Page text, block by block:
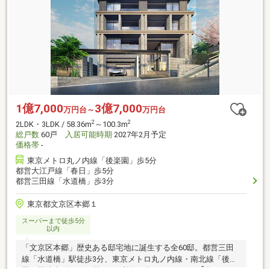
1億7,000万円台～ 3億7,000万円台
2LDK・3LDK / 58.36m2 ～100.3m2
総戸数 60戸 入居可能時期 2027年2月予定
価格帯 -
東京メトロ丸ノ内線「後楽園」歩5分
都営大江戸線「春日」歩5分
都営三田線「水道橋」歩3分
東京都文京区本郷１
スーパーまで徒歩5分
以内
「文京区本郷」歴史ある邸宅地に誕生する全60邸。都営三田
線「水道橋」駅徒歩3分、東京メトロ丸ノ内線・南北線「後楽